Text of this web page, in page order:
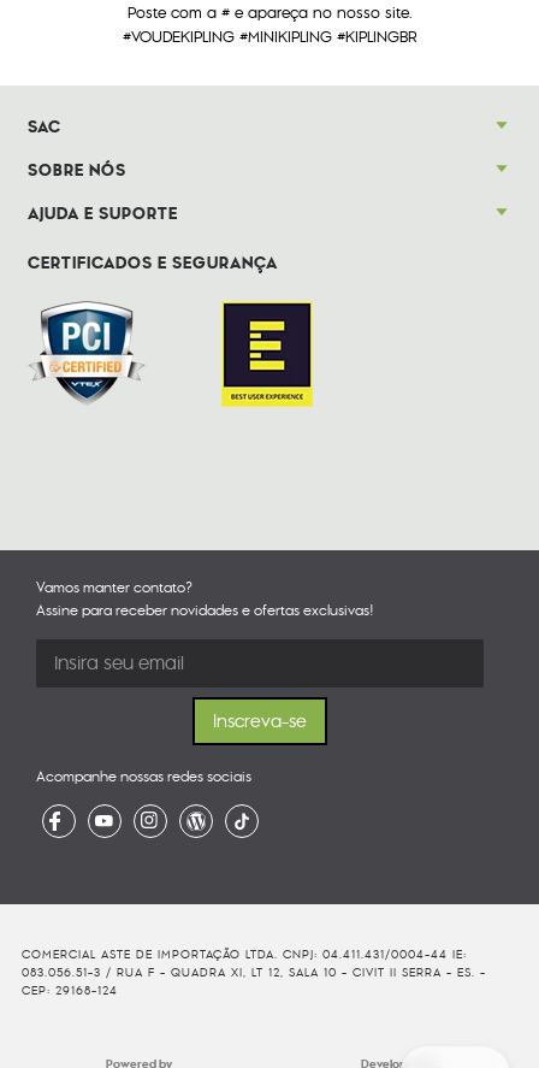
Poste com a # e apareça no nosso site.
#VOUDEKIPLING #MINIKIPLING #KIPLINGBR
SAC
SOBRE NÓS
AJUDA E SUPORTE
CERTIFICADOS E SEGURANÇA
Vamos manter contato?
Assine para receber novidades e ofertas exclusivas!
Acompanhe nossas redes sociais
COMERCIAL ASTE DE IMPORTAÇÃO LTDA. CNPJ: 04.411.431/0004-44 IE:
083.056.51-3 / RUA F - QUADRA XI, LT 12, SALA 10 - CIVIT II SERRA - ES. -
CEP: 29168-124
Powered by Developed By